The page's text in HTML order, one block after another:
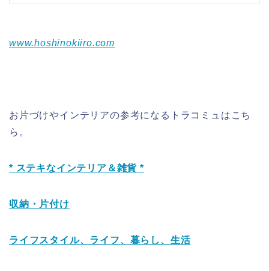
www.hoshinokiiro.com
お片づけやインテリアの参考になるトラコミュはこち
ら。
* ステキなインテリア＆雑貨 *
収納・片付け
ライフスタイル、ライフ、暮らし、生活